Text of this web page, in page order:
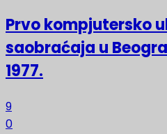
Prvo kompjutersko
saobraćaja u
1977.
9
0